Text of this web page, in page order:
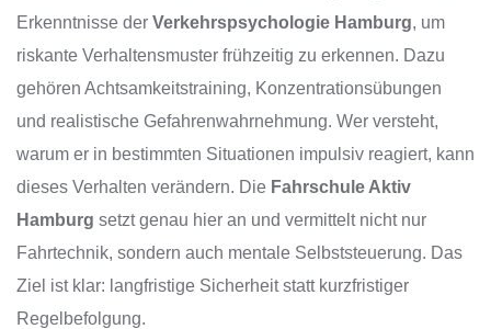
Erkenntnisse der Verkehrspsychologie Hamburg, um
riskante Verhaltensmuster frühzeitig zu erkennen. Dazu
gehören Achtsamkeitstraining, Konzentrationsübungen
und realistische Gefahrenwahrnehmung. Wer versteht,
warum er in bestimmten Situationen impulsiv reagiert, kann
dieses Verhalten verändern. Die Fahrschule Aktiv
Hamburg setzt genau hier an und vermittelt nicht nur
Fahrtechnik, sondern auch mentale Selbststeuerung. Das
Ziel ist klar: langfristige Sicherheit statt kurzfristiger
Regelbefolgung.